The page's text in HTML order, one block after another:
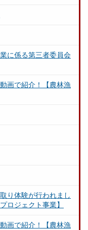
に係る第三者委員会
画で紹介！【農林漁
り体験が行われまし
ロジェクト事業】
画で紹介！【農林漁